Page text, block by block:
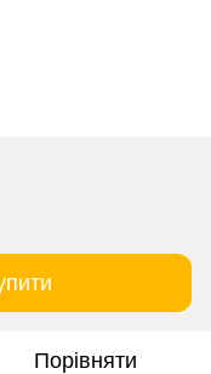
Порівняти